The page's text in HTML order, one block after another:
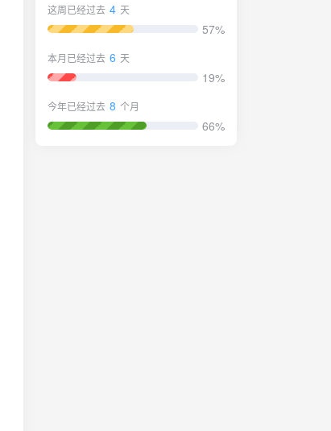
这周已经过去 4 天
57%
本月已经过去 6 天
19%
今年已经过去 8 个月
66%